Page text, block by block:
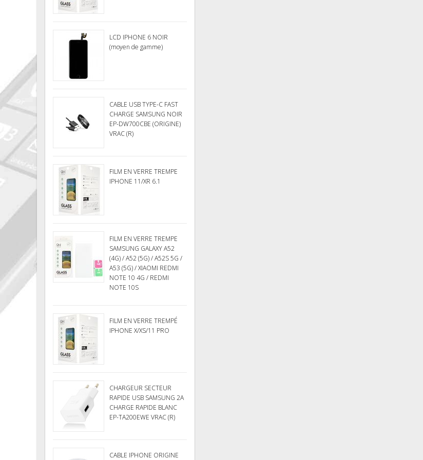
LCD IPHONE 6 NOIR
(moyen de gamme)
CABLE USB TYPE-C FAST
CHARGE SAMSUNG NOIR
EP-DW700CBE (ORIGINE)
VRAC (R)
FILM EN VERRE TREMPE
IPHONE 11/XR 6.1
FILM EN VERRE TREMPE
SAMSUNG GALAXY A52
(4G) / A52 (5G) / A52S 5G /
A53 (5G) / XIAOMI REDMI
NOTE 10 4G / REDMI
NOTE 10S
FILM EN VERRE TREMPÉ
IPHONE X/XS/11 PRO
CHARGEUR SECTEUR
RAPIDE USB SAMSUNG 2A
CHARGE RAPIDE BLANC
EP-TA200EWE VRAC (R)
CABLE IPHONE ORIGINE